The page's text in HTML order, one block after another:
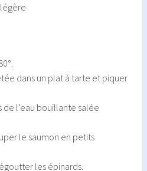
dans un plat à tarte et piquer
de l’eau bouillante salée
le saumon en petits
les épinards.